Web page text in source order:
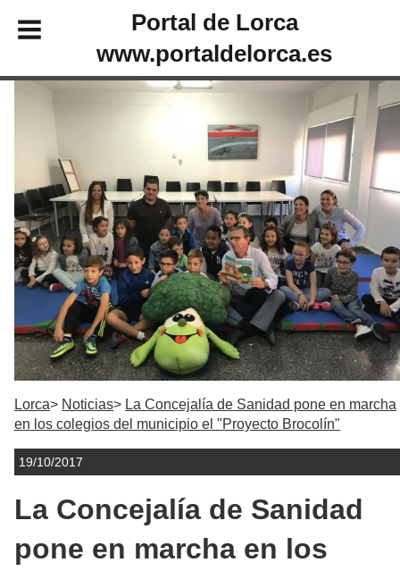
Portal de Lorca
www.portaldelorca.es
Lorca Noticias
La Concejalía de Sanidad pone en marcha
en los colegios del municipio el "Proyecto Brocolín"
19/10/2017
La Concejalía de Sanidad
pone en marcha en los